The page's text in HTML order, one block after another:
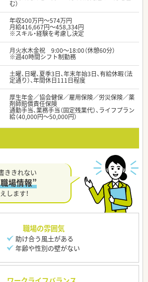
む）
年収500万円～574万円
月給416,667円～458,334円
※スキル・経験を考慮し決定
月火水木金祝 9:00～18:00（休憩60分）
※週40時間シフト制勤務
土曜、日曜、夏季3日、年末年始3日、有給休暇（法
定通り）、年間休日111日程度
厚生年金／協会健保／雇用保険／労災保険／薬
剤師賠償責任保険
通勤手当、業務手当（固定残業代）、ライフプラン
給（40,000円～50,000円）
ききれない
場情報”
します！
職場の雰囲気
助け合う風土がある
年齢や性別の壁がない